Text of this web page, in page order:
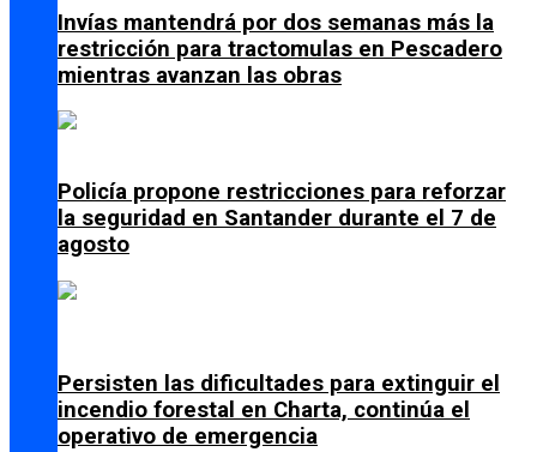
Invías mantendrá por dos semanas más la
restricción para tractomulas en Pescadero
mientras avanzan las obras
Policía propone restricciones para reforzar
la seguridad en Santander durante el 7 de
agosto
Persisten las dificultades para extinguir el
incendio forestal en Charta, continúa el
operativo de emergencia